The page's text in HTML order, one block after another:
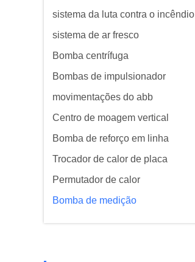
sistema da luta contra o incêndio
sistema de ar fresco
Bomba centrífuga
Bombas de impulsionador
movimentações do abb
Centro de moagem vertical
Bomba de reforço em linha
Trocador de calor de placa
Permutador de calor
Bomba de medição